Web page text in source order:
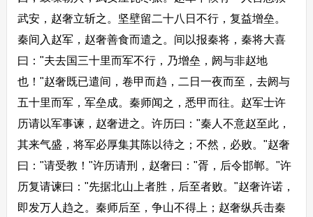
武安，赵奢立斩之。坚壁留二十八日不行，复益增垒。
秦间入赵军，赵奢善食而遣之。间以报秦将，秦将大喜
曰："夫去国三十里而军不行，乃增垒，阏与非赵地
也！"赵奢既已遣间，卷甲而趋，二日一夜而至，去阏与
五十里而军，军垒成。秦师闻之，悉甲而往。赵军士许
历请以军事谏，赵奢进之。许历曰："秦人不意赵至此，
其来气盛，将军必厚集其陈以待之；不然，必败。"赵奢
曰："请受教！"许历请刑，赵奢曰："胥，后令邯郸。"许
历复请谏曰："先据北山上者胜，后至者败。"赵奢许诺，
即发万人趋之。秦师后至，争山不得上；赵奢纵兵击秦